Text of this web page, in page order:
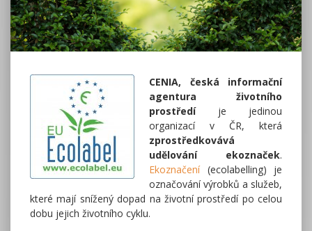
CENIA, česká informační
agentura životního
prostředíje jedinou
organizací v ČR, která
zprostředkovává
udělování ekoznaček.
Ekoznačení(ecolabelling) je
označování výrobků a služeb,
které mají snížený dopad na životní prostředí po celou
dobu jejich životního cyklu.